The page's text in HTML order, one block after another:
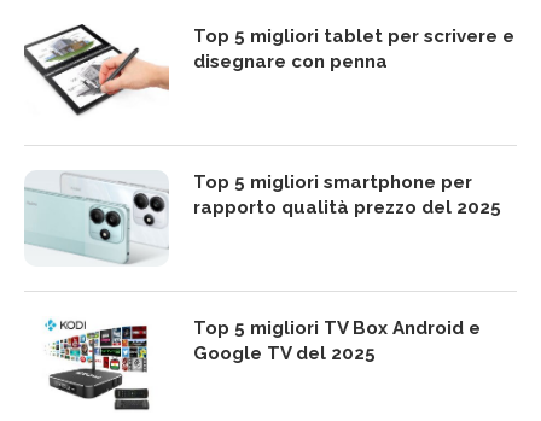
Top 5 migliori tablet per scrivere e
disegnare con penna
Top 5 migliori smartphone per
rapporto qualità prezzo del 2025
Top 5 migliori TV Box Android e
Google TV del 2025